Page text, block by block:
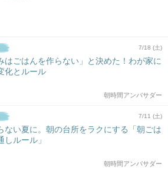
7/18 (土)
はごはんを作らない」と決めた！わが家に
化とルール
朝時間アンバサダー
7/11 (土)
ない夏に。朝の台所をラクにする「朝ごは
しルール」
朝時間アンバサダー